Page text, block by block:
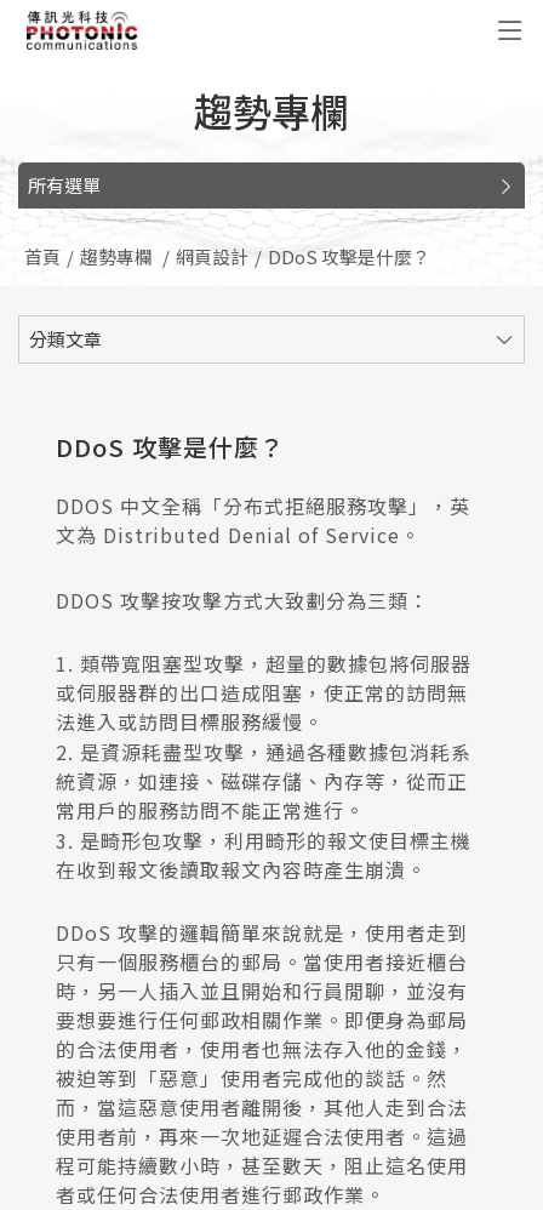
趨勢專欄
所有選單
首頁 趨勢專欄 網頁設計 DDoS 攻擊是什麼？
DDoS 攻擊是什麼？
DDOS 中文全稱「分布式拒絕服務攻擊」，英
文為 Distributed Denial of Service。
DDOS 攻擊按攻擊方式大致劃分為三類：
1. 類帶寬阻塞型攻擊，超量的數據包將伺服器
或伺服器群的出口造成阻塞，使正常的訪問無
法進入或訪問目標服務緩慢。
2. 是資源耗盡型攻擊，通過各種數據包消耗系
統資源，如連接、磁碟存儲、內存等，從而正
常用戶的服務訪問不能正常進行。
3. 是畸形包攻擊，利用畸形的報文使目標主機
在收到報文後讀取報文內容時產生崩潰。
DDoS 攻擊的邏輯簡單來說就是，使用者走到
只有一個服務櫃台的郵局。當使用者接近櫃台
時，另一人插入並且開始和行員閒聊，並沒有
要想要進行任何郵政相關作業。即便身為郵局
的合法使用者，使用者也無法存入他的金錢，
被迫等到「惡意」使用者完成他的談話。然
而，當這惡意使用者離開後，其他人走到合法
使用者前，再來一次地延遲合法使用者。這過
程可能持續數小時，甚至數天，阻止這名使用
者或任何合法使用者進行郵政作業。
分類文章